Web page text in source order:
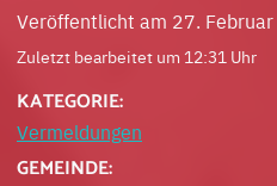
Veröffentlicht am 27.
Zuletzt bearbeitet um 12:31 Uhr
KATEGORIE:
Vermeldungen
GEMEINDE: